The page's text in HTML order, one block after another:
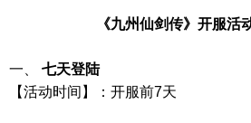
《九州仙剑传》开服活
一、 七天登陆
【活动时间】：开服前7天